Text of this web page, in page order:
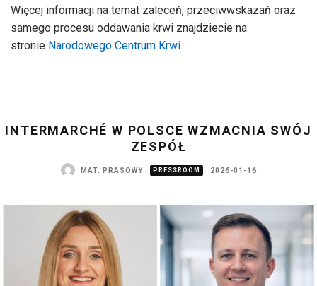
Więcej informacji na temat zaleceń, przeciwwskazań oraz
samego procesu oddawania krwi znajdziecie na
stronie Narodowego Centrum Krwi.
INTERMARCHÉ W POLSCE WZMACNIA SWÓJ
ZESPÓŁ
MAT. PRASOWY PRESSROOM 2026-01-16